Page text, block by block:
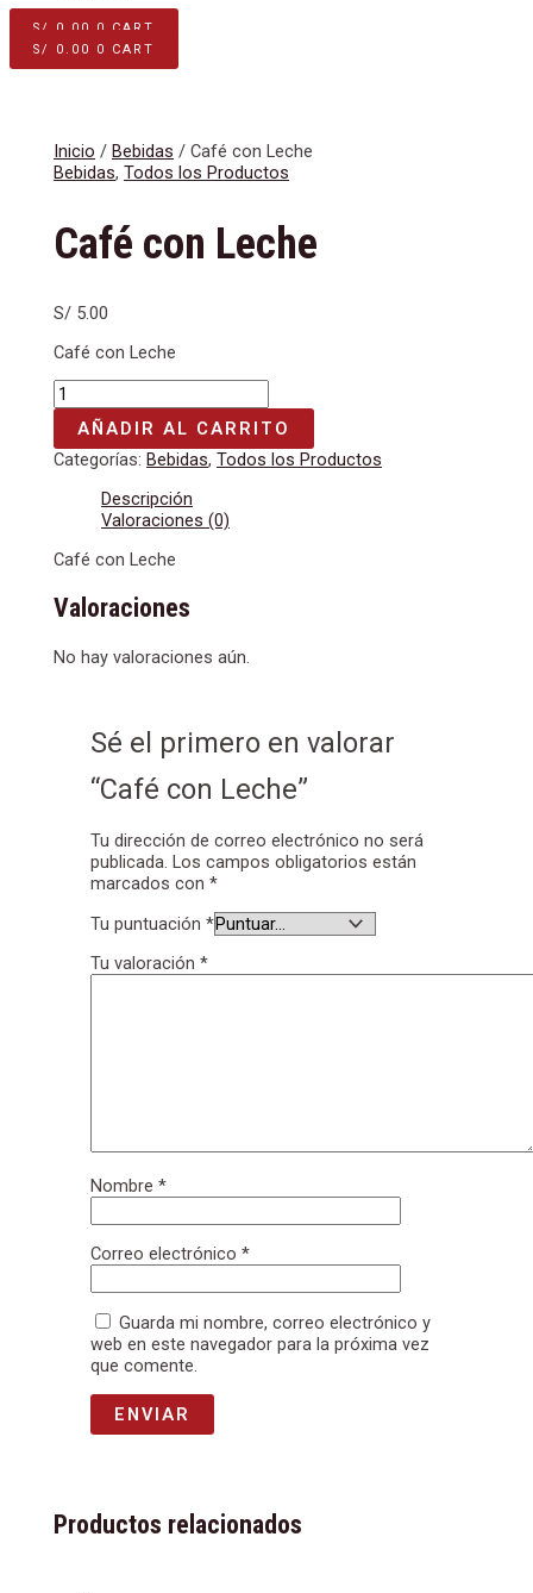
S/ 0.00 0
CART
S/
0.00 0 CART
Inicio / Bebidas / Café con Leche
Bebidas,Todos los Productos
Café con Leche
S/ 5.00
Café con Leche
AÑADIR AL CARRITO
Categorías: Bebidas,Todos los Productos
Descripción
Valoraciones (0)
Café con Leche
Valoraciones
No hay valoraciones aún.
Sé el primero en valorar
“Café con Leche”
Tu dirección de correo electrónico no será
publicada. Los campos obligatorios están
marcados con*
Tu puntuación*
Tu valoración*
Nombre*
Correo electrónico*
Guarda mi nombre, correo electrónico y
web en este navegador para la próxima vez
que comente.
Productos relacionados